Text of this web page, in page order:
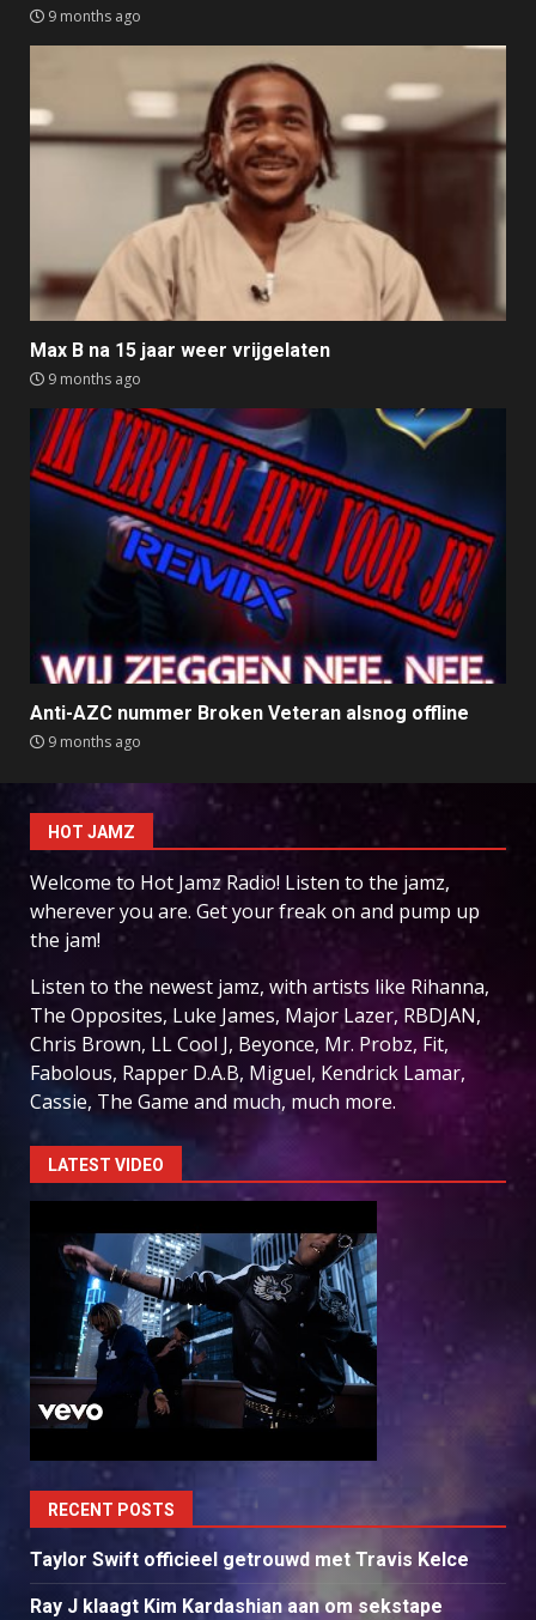
9 months ago
Max B na 15 jaar weer vrijgelaten
9 months ago
Anti-AZC nummer Broken Veteran alsnog offline
9 months ago
HOT JAMZ
Welcome to Hot Jamz Radio! Listen to the jamz,
wherever you are. Get your freak on and pump up
the jam!
Listen to the newest jamz, with artists like Rihanna,
The Opposites, Luke James, Major Lazer, RBDJAN,
Chris Brown, LL Cool J, Beyonce, Mr. Probz, Fit,
Fabolous, Rapper D.A.B, Miguel, Kendrick Lamar,
Cassie, The Game and much, much more.
LATEST VIDEO
RECENT POSTS
Taylor Swift officieel getrouwd met Travis Kelce
Ray J klaagt Kim Kardashian aan om sekstape